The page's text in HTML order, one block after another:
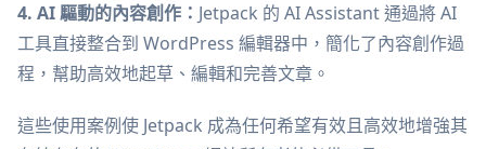
4. AI 驅動的內容創作： Jetpack 的 AI Assistant 通過將 AI
工具直接整合到 WordPress 編輯器中，簡化了內容創作過
程，幫助高效地起草、編輯和完善文章。
這些使用案例使 Jetpack 成為任何希望有效且高效地增強其